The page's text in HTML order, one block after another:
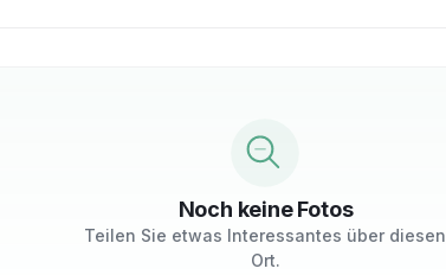
Noch keine Fotos
Teilen Sie etwas Interessantes über diesen
Ort.